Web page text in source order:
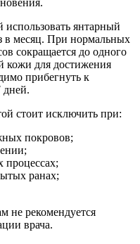
янтарный
в месяц. При нормальных
сокращается до одного
кожи для достижения
прибегнуть к
дней.
стоит исключить при:
покровов;
процессах;
ранах;
рекомендуется
врача.